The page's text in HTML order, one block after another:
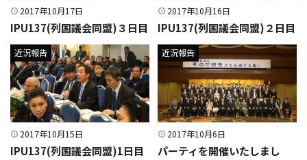
2017年10月17日
IPU137(列国議会同盟)３日目
2017年10月16日
IPU137(列国議会同盟)２日目
2017年10月15日
IPU137(列国議会同盟)1日目
近況報告
2017年10月6日
パーティを開催いたしまし
近況報告